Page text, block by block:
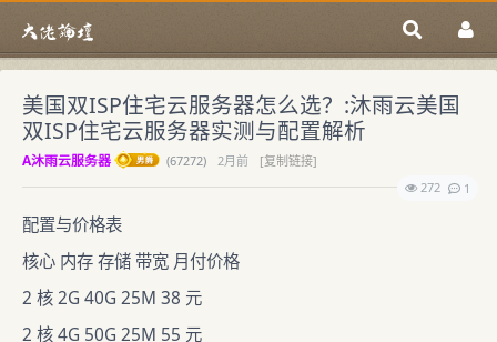
美国双ISP住宅云服务器怎么选？:沐雨云美国
双ISP住宅云服务器实测与配置解析
A沐雨云服务器 (67272) 2月前
[复制链接]
272
1
配置与价格表
核心 内存 存储 带宽 月付价格
2 核 2G 40G 25M 38 元
2 核 4G 50G 25M 55 元